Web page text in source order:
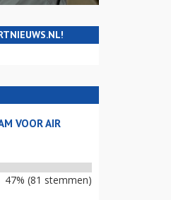
VOOR AIR
47% (81 stemmen)